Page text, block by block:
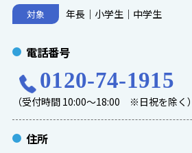
対象 年長｜小学生｜中学生
電話番号
0120-74-1915
（受付時間 10:00～18:00 ※日祝を除く）
住所